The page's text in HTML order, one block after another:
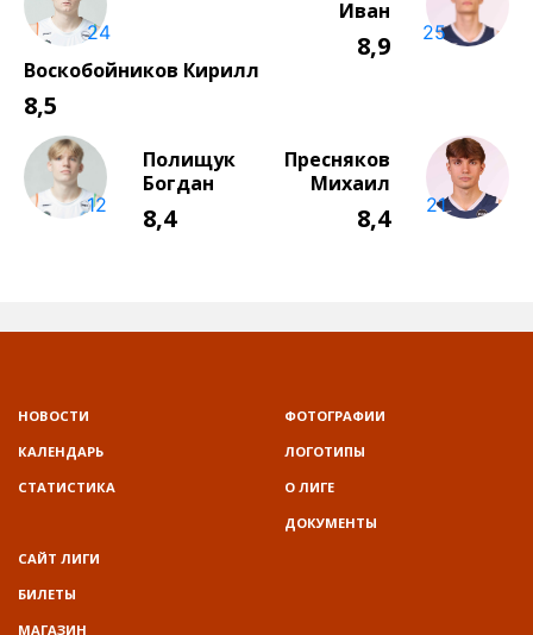
НОВОСТИ
КАЛЕНДАРЬ
СТАТИСТИКА
ФОТОГРАФИИ
ЛОГОТИПЫ
О ЛИГЕ
ДОКУМЕНТЫ
САЙТ ЛИГИ
БИЛЕТЫ
МАГАЗИН